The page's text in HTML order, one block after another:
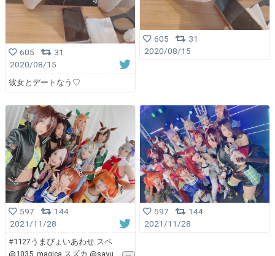
605
31
2020/08/15
彼女とデートなう♡
605
31
2020/08/15
597
144
2021/11/28
#1127うまぴょいあわせ スペ
@1035_magica スズカ @sayu
597
144
2021/11/28